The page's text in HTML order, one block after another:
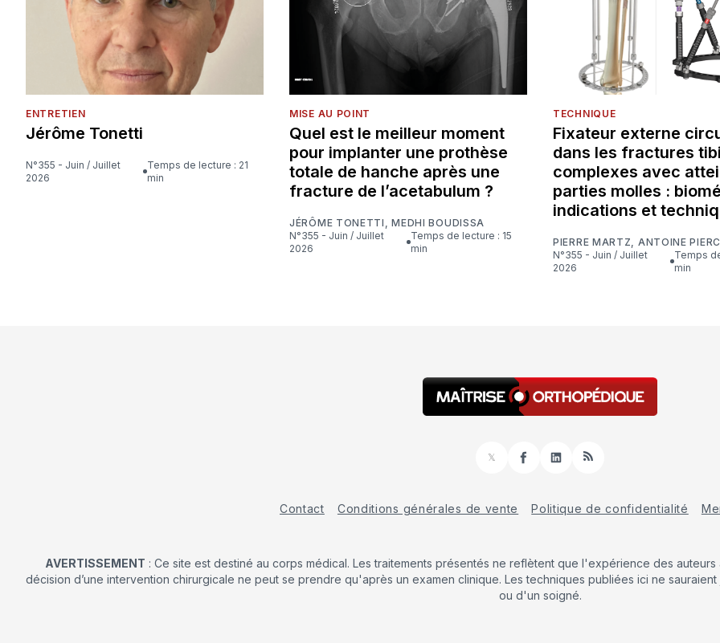
ENTRETIEN
Jérôme Tonetti
N°355 - Juin / Juillet
2026
Temps de lecture : 21
min
MISE AU POINT
Quel est le meilleur moment
pour implanter une prothèse
totale de hanche après une
fracture de l’acetabulum ?
JÉRÔME TONETTI ,MEDHI BOUDISSA
N°355 - Juin / Juillet
2026
Temps de lecture : 15
min
TECHNIQUE
Fixateur externe
dans les fractures
complexes avec
parties molles :
indications et
PIERRE MARTZ
ANTOINE
N°355 - Juin / Juillet
2026
Temps de lecture : 16
min
𝕏
FacebookLinkedInRSS
Contact Conditions générales de vente Politique de confidentialité
AVERTISSEMENT : Ce site est destiné au corps médical. Les traitements présentés ne reflètent que l'expérience des
décision d’une intervention chirurgicale ne peut se prendre qu'après un examen clinique. Les techniques publiées ici ne
ou d'un soigné.